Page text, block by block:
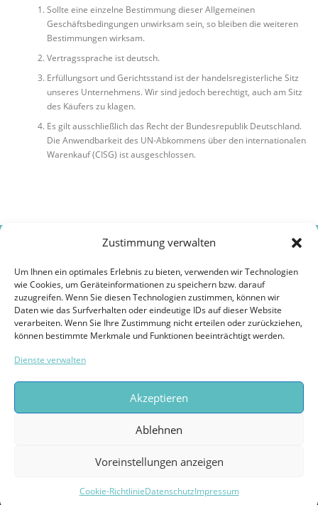
Zustimmung verwalten
Um Ihnen ein optimales Erlebnis zu bieten, verwenden wir Technologien
wie Cookies, um Geräteinformationen zu speichern bzw. darauf
zuzugreifen. Wenn Sie diesen Technologien zustimmen, können wir
Daten wie das Surfverhalten oder eindeutige IDs auf dieser Website
verarbeiten. Wenn Sie Ihre Zustimmung nicht erteilen oder zurückziehen,
können bestimmte Merkmale und Funktionen beeinträchtigt werden.
Dienste verwalten
Akzeptieren
Ablehnen
Voreinstellungen anzeigen
Cookie-RichtlinieDatenschutzImpressum
Sollte eine einzelne Bestimmung dieser Allgemeinen
Geschäftsbedingungen unwirksam sein, so bleiben die weiteren
Bestimmungen wirksam.
Vertragssprache ist deutsch.
Erfüllungsort und Gerichtsstand ist der handelsregisterliche Sitz
unseres Unternehmens. Wir sind jedoch berechtigt, auch am Sitz
des Käufers zu klagen.
Es gilt ausschließlich das Recht der Bundesrepublik Deutschland.
Die Anwendbarkeit des UN-Abkommens über den internationalen
Warenkauf (CISG) ist ausgeschlossen.
Copyright © dentec Gesellschaft für Zahntechnik mbH •
Jägerstr. 7A • 02708 Löbau
Telefon: 0 35 85 - 86 16 75 • E-Mail:postan@dentec-online.de
Impressum
Datenschutz